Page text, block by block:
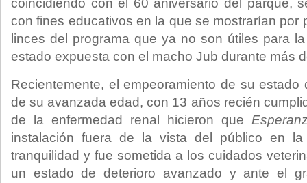
coincidiendo con el 60 aniversario del parque,
con fines educativos en la que se mostrarían por
linces del programa que ya no son útiles para
estado expuesta con el macho Jub durante más
Recientemente, el empeoramiento de su
de su avanzada edad, con 13 años recién
de la enfermedad renal hicieron que
instalación fuera de la vista del público en
tranquilidad y fue sometida a los cuidados
un estado de deterioro avanzado y ante el